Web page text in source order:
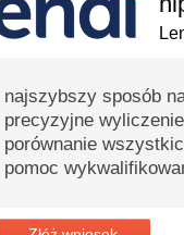
najszybszy sposób
precyzyjne
porównanie
pomoc